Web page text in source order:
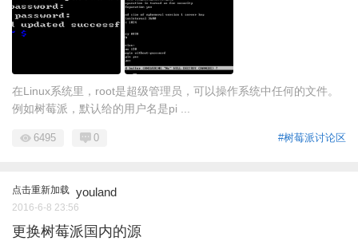
在Linux系统里，root是超级管理员，可以操作系统中任何的文件。
例如树莓派，默认给的用户名是pi ...
#树莓派讨论区
6495 0
点击重新加载 youland
2016-6-8 23:56
更换树莓派国内的源